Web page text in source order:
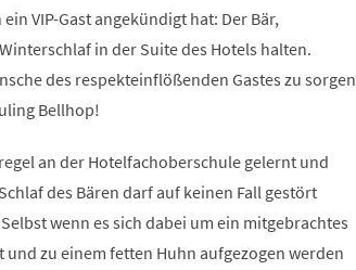
VIP-Gast angekündigt hat: Der Bär,
in der Suite des Hotels halten.
des respekteinflößenden Gastes zu sorgen
Bellhop!
an der Hotelfachoberschule gelernt und
des Bären darf auf keinen Fall gestört
wenn es sich dabei um ein mitgebrachtes
zu einem fetten Huhn aufgezogen werden